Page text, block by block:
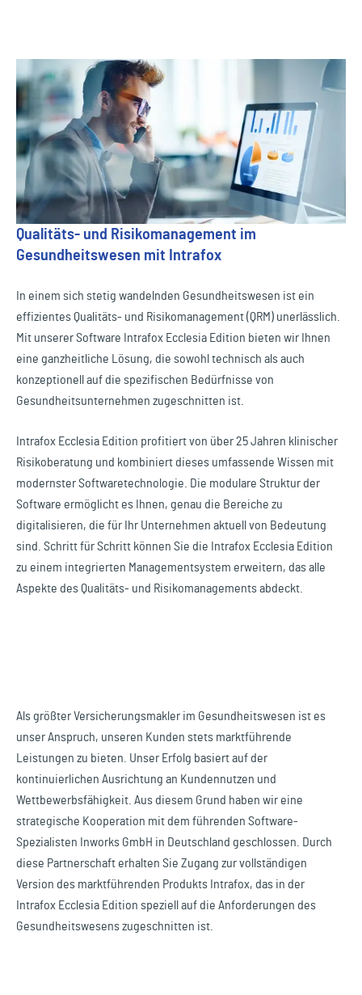
Qualitäts- und Risikomanagement im
Gesundheitswesen mit Intrafox
In einem sich stetig wandelnden Gesundheitswesen ist ein
effizientes Qualitäts- und Risikomanagement (QRM) unerlässlich.
Mit unserer Software Intrafox Ecclesia Edition bieten wir Ihnen
eine ganzheitliche Lösung, die sowohl technisch als auch
konzeptionell auf die spezifischen Bedürfnisse von
Gesundheitsunternehmen zugeschnitten ist.
Intrafox Ecclesia Edition profitiert von über 25 Jahren klinischer
Risikoberatung und kombiniert dieses umfassende Wissen mit
modernster Softwaretechnologie. Die modulare Struktur der
Software ermöglicht es Ihnen, genau die Bereiche zu
digitalisieren, die für Ihr Unternehmen aktuell von Bedeutung
sind. Schritt für Schritt können Sie die Intrafox Ecclesia Edition
zu einem integrierten Managementsystem erweitern, das alle
Aspekte des Qualitäts- und Risikomanagements abdeckt.
Als größter Versicherungsmakler im Gesundheitswesen ist es
unser Anspruch, unseren Kunden stets marktführende
Leistungen zu bieten. Unser Erfolg basiert auf der
kontinuierlichen Ausrichtung an Kundennutzen und
Wettbewerbsfähigkeit. Aus diesem Grund haben wir eine
strategische Kooperation mit dem führenden Software-
Spezialisten Inworks GmbH in Deutschland geschlossen. Durch
diese Partnerschaft erhalten Sie Zugang zur vollständigen
Version des marktführenden Produkts Intrafox, das in der
Intrafox Ecclesia Edition speziell auf die Anforderungen des
Gesundheitswesens zugeschnitten ist.